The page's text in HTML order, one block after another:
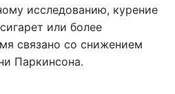
исследованию, курение
или более
связано со снижением
Паркинсона.